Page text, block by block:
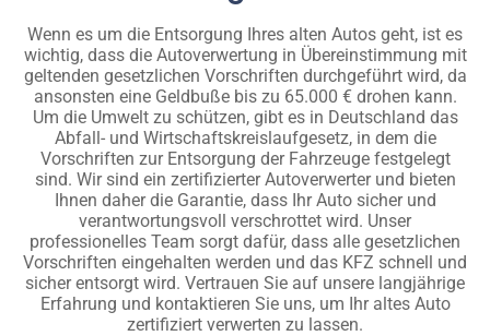
Wenn es um die Entsorgung Ihres alten Autos geht, ist es
wichtig, dass die Autoverwertung in Übereinstimmung mit
geltenden gesetzlichen Vorschriften durchgeführt wird, da
ansonsten eine Geldbuße bis zu 65.000 € drohen kann.
Um die Umwelt zu schützen, gibt es in Deutschland das
Abfall- und Wirtschaftskreislaufgesetz, in dem die
Vorschriften zur Entsorgung der Fahrzeuge festgelegt
sind. Wir sind ein zertifizierter Autoverwerter und bieten
Ihnen daher die Garantie, dass Ihr Auto sicher und
verantwortungsvoll verschrottet wird. Unser
professionelles Team sorgt dafür, dass alle gesetzlichen
Vorschriften eingehalten werden und das KFZ schnell und
sicher entsorgt wird. Vertrauen Sie auf unsere langjährige
Erfahrung und kontaktieren Sie uns, um Ihr altes Auto
zertifiziert verwerten zu lassen.